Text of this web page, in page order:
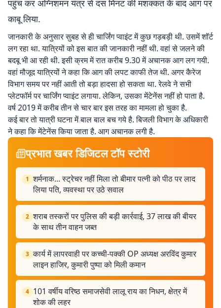
पहुंच कर अग्निशमन यंत्र से दस मिनट की मशक्कत के बाद आग पर
काबू लिया.
जानकारी के अनुसार सुबह से ही चार्जिंग प्वाइंट में कुछ गड़बड़ी थी. उसमें शॉर्ट
लग रहा था. यात्रियों को इस बात की जानकारी नहीं थी. वहां से जलने की
बदबू भी आ रही थी. इसी क्रम में रात करीब 9.30 में अचानक आग लग गयी.
वहां मौजूद यात्रियों ने कहा कि आग की लपट काफी तेज थी. अगर कैरेज
विभाग समय पर नहीं आती तो बड़ा हादसा हो सकता था. रेलवे ने सभी
प्लेटफॉर्म पर चार्जिंग प्वाइंट लगाया. लेकिन, उसका मेंटेनेंस नहीं हो पाता है.
वर्ष 2019 में करीब तीन से चार बार इस तरह का मामला हो चुका है.
कई बार तो यात्री घटना में बाल बाल बच गये है. बिजली विभाग के अधिकारी
ने कहा कि मेंटेनेंस किया जाता है. आग अचानक लगी है.
प्रभात खबर डिजिटल टॉप स्टोरी
1 शर्मनाक... स्ट्रेचर नहीं मिला तो बीमार पत्नी को पीठ पर लाद
लिया पति, व्यवस्था पर उठे सवाल
2 शराब तस्करों पर पुलिस की बड़ी कार्रवाई, 37 लाख की बीयर
के साथ तीन वाहन जब्त
3 कार्य में लापरवाही पर कच्‍ची-पक्‍की OP अध्‍यक्ष अरविंद कुमार
लाइन हाजिर, कुमारी पुष्पा को मिली कमान
4 101 वर्षीय वरिष्ठ समाजसेवी लालू राय का निधन, क्षेत्र में
शोक की लहर